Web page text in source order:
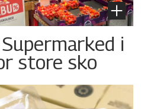
i
store sko